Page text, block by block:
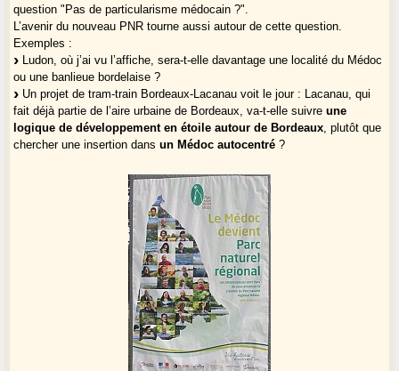
question "Pas de particularisme médocain ?".
L’avenir du nouveau PNR tourne aussi autour de cette question.
Exemples :
Ludon, où j’ai vu l’affiche, sera-t-elle davantage une localité du Médoc
ou une banlieue bordelaise ?
Un projet de tram-train Bordeaux-Lacanau voit le jour : Lacanau, qui
fait déjà partie de l’aire urbaine de Bordeaux, va-t-elle suivreune
logique de développement en étoile autour de Bordeaux , plutôt que
chercher une insertion dansun Médoc autocentré ?